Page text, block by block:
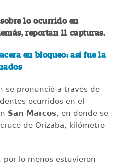
lo ocurrido en
reportan 11 capturas.
en bloqueo: así fue la
se pronunció a través de
ocurridos en el
San Marcos, en donde se
de Orizaba, kilómetro
por lo menos estuvieron